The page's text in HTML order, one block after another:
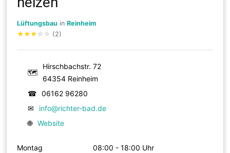
Lüftungsbau inReinheim
★★★ ☆ ☆ (2)
🗺
Hirschbachstr. 72
64354 Reinheim
☎
06162 96280
✉
info@richter-bad.de
🌐 Website
Montag
08:00 - 18:00 Uhr